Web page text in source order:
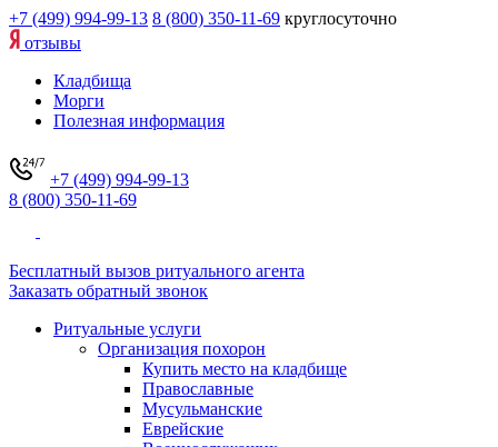
+7 (499) 994-99-13 8 (800) 350-11-69 круглосуточно
отзывы
Кладбища
Морги
Полезная информация
+7 (499) 994-99-13
8 (800) 350-11-69
Бесплатный вызов ритуального агента
Заказать обратный звонок
Ритуальные услуги
Организация похорон
Купить место на кладбище
Православные
Мусульманские
Еврейские